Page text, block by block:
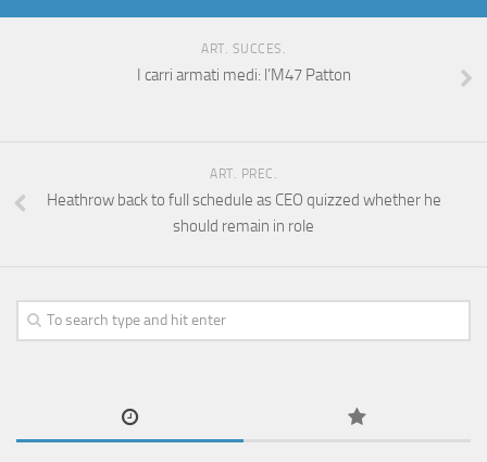
ART. SUCCES.
I carri armati medi: l’M47 Patton
ART. PREC.
Heathrow back to full schedule as CEO quizzed whether he
should remain in role